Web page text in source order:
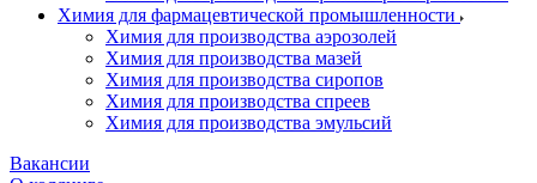
Химия для фармацевтической промышленности
Химия для производства аэрозолей
Химия для производства мазей
Химия для производства сиропов
Химия для производства спреев
Химия для производства эмульсий
Вакансии